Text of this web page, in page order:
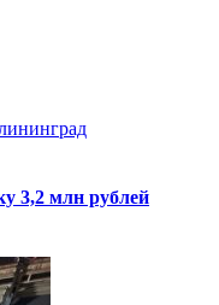
3,2 млн рублей